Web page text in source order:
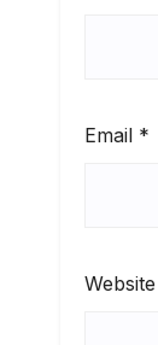
Email *
Website